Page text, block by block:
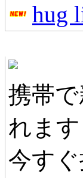
hug
携帯
れます
今す